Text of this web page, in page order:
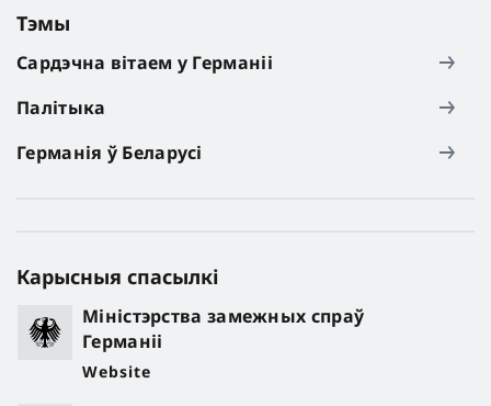
Тэмы
Сардэчна вітаем у Германіі
Палітыка
Германія ў Беларусі
Карысныя спасылкі
Міністэрства замежных спраў
Германіі
Website